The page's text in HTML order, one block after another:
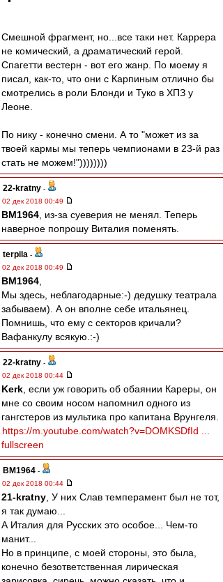
Смешной фрагмент, но...все таки нет. Каррера
не комический, а драматический герой.
Спагетти вестерн - вот его жанр. По моему я
писал, как-то, что они с Карпиным отлично бы
смотрелись в роли Блонди и Туко в ХПЗ у
Леоне.
По нику - конечно смени. А то "может из за
твоей кармы мы теперь чемпионами в 23-й раз
стать не можем!"))))))))
22-kratny -
02 дек 2018 00:49
BM1964 , из-за суеверия не менял. Теперь
наверное попрошу Виталия поменять.
terpila -
02 дек 2018 00:49
BM1964
Мы здесь, неблагодарные:-) дедушку театрала
забываем). А он вполне себе итальянец.
Помнишь, что ему с секторов кричали?
Вафанкулу всякую.:-)
22-kratny -
02 дек 2018 00:44
Kerk , если уж говорить об обаянии Кареры, он
мне со своим носом напомнил одного из
гангстеров из мультика про капитана Врунгеля.
https://m.youtube.com/watch?v=DOMKSDfId ...
fullscreen
BM1964 -
02 дек 2018 00:44
21-kratny , У них Слав темперамент был не тот,
я так думаю...
А Италия для Русских это особое... Чем-то
манит...
Но в принципе, с моей стороны, это была,
конечно безответственная лирическая